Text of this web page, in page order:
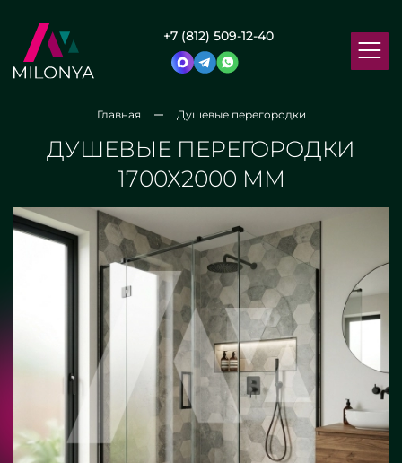
+7 (812) 509-12-40
Главная Душевые перегородки
ДУШЕВЫЕ ПЕРЕГОРОДКИ
1700Х2000 ММ